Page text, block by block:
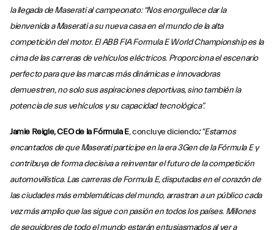
la llegada de Maserati al campeonato: “Nos enorgullece dar la
bienvenida a Maserati a su nueva casa en el mundo de la alta
competición del motor. El ABB FIA Formula E World Championship es la
cima de las carreras de vehículos eléctricos. Proporciona el escenario
perfecto para que las marcas más dinámicas e innovadoras
demuestren, no solo sus aspiraciones deportivas, sino también la
potencia de sus vehículos y su capacidad tecnológica”.
Jamie Reigle, CEO de la Fórmula E, concluye diciendo:“Estamos
encantados de que Maserati participe en la era 3Gen de la Fórmula E y
contribuya de forma decisiva a reinventar el futuro de la competición
automovilística. Las carreras de Formula E, disputadas en el corazón de
las ciudades más emblemáticas del mundo, arrastran a un público cada
vez más amplio que las sigue con pasión en todos los países. Millones
de seguidores de todo el mundo estarán entusiasmados al ver a